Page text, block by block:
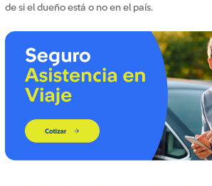
de si el dueño está o no en el país.